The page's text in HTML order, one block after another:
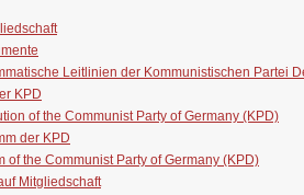
Leitlinien der Kommunistischen Partei
KPD
of the Communist Party of Germany (KPD)
der KPD
of the Communist Party of Germany (KPD)
Mitgliedschaft